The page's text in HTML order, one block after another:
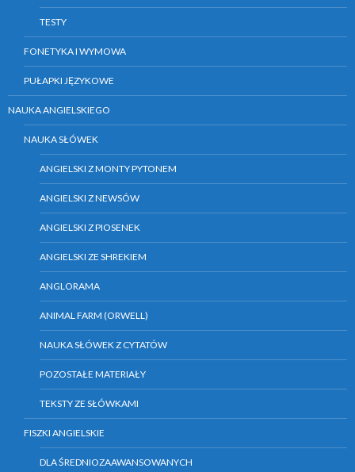
TESTY
FONETYKA I WYMOWA
PUŁAPKI JĘZYKOWE
NAUKA ANGIELSKIEGO
NAUKA SŁÓWEK
ANGIELSKI Z MONTY PYTONEM
ANGIELSKI Z NEWSÓW
ANGIELSKI Z PIOSENEK
ANGIELSKI ZE SHREKIEM
ANGLORAMA
ANIMAL FARM (ORWELL)
NAUKA SŁÓWEK Z CYTATÓW
POZOSTAŁE MATERIAŁY
TEKSTY ZE SŁÓWKAMI
FISZKI ANGIELSKIE
DLA ŚREDNIOZAAWANSOWANYCH